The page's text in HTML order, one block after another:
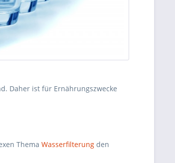
Daher ist für Ernährungszwecke
Thema Wasserfilterung den